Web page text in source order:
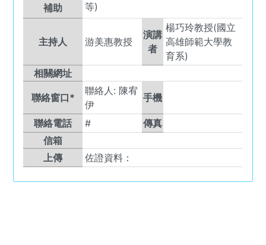
補助
等)
主持人 游美惠教授
演講
者
楊巧玲教授(國立
高雄師範大學教
育系)
相關網址
聯絡窗口*
聯絡人: 陳宥
伊
手機
聯絡電話 #
傳真
信箱
上傳
佐證資料：